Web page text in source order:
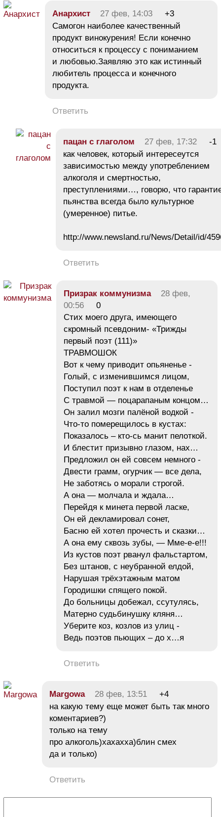
Анархист 27 фев, 14:03
+3
Самогон наиболее качественный
продукт винокурения! Если конечно
относиться к процессу с пониманием
и любовью.Заявляю это как истинный
любитель процесса и конечного
продукта.
Ответить
пацан с глаголом 27 фев, 17:32
-1
как человек, который интересеутся
зависимостью между употреблением
алкоголя и смертностью,
преступлениями…, говорю, что
пьянства всегда было культурное
(умеренное) питье.
http://www.newsland.ru/News/Detail/id/
Ответить
Призрак коммунизма
28 фев,
00:56
0
Стих моего друга, имеющего
скромный псевдоним- «Трижды
первый поэт (111)»
ТРАВМОШОК
Вот к чему приводит опьяненье -
Голый, с изменившимся лицом,
Поступил поэт к нам в отделенье
С травмой — поцарапаным концом…
Он залил мозги палёной водкой -
Что-то померещилось в кустах:
Показалось – кто-сь манит пелоткой.
И блестит призывно глазом, нах…
Предложил он ей совсем немного -
Двести грамм, огурчик — все дела,
Не заботясь о морали строгой.
А она — молчала и ждала…
Перейдя к минета первой ласке,
Он ей декламировал сонет,
Басню ей хотел прочесть и сказки…
А она ему сквозь зубы, — Мме-е-е!!!
Из кустов поэт рванул фальстартом,
Без штанов, с неубранной елдой,
Нарушая трёхэтажным матом
Городишки спящего покой.
До больницы добежал, ссутулясь,
Матерно судьбинушку кляня…
Уберите коз, козлов из улиц -
Ведь поэтов пьющих – до х…я
Ответить
Margowa 28 фев, 13:51
+4
на какую тему еще может быть так много
коментариев?)
только на тему
про алкоголь)хахахха)блин смех
да и только)
Ответить